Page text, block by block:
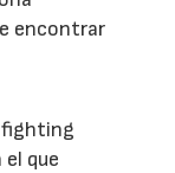
encontrar
fighting
que